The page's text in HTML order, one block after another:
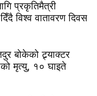
प्रकृतिमैत्री
विश्व वातावरण दिवस
बोकेको ट्र्याक्टर
मृत्यु, १० घाइते